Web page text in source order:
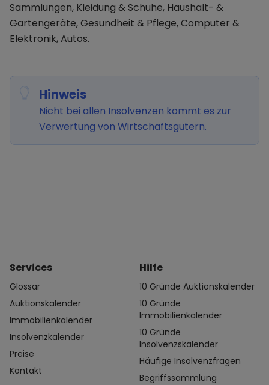
Sammlungen, Kleidung & Schuhe, Haushalt- &
Gartengeräte, Gesundheit & Pflege, Computer &
Elektronik, Autos.
Hinweis
Nicht bei allen Insolvenzen kommt es zur
Verwertung von Wirtschaftsgütern.
Services
Glossar
Auktionskalender
Immobilienkalender
Insolvenzkalender
Preise
Kontakt
Hilfe
10 Gründe Auktionskalender
10 Gründe
Immobilienkalender
10 Gründe
Insolvenzskalender
Häufige Insolvenzfragen
Begriffssammlung